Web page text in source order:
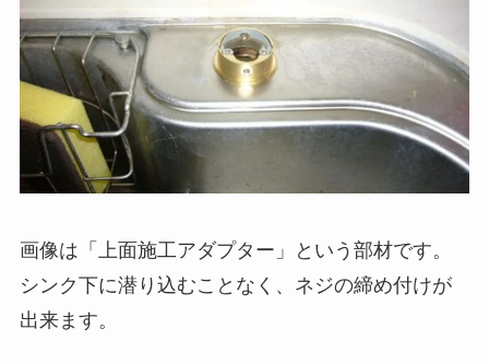
画像は「上面施工アダプター」という部材です。
シンク下に潜り込むことなく、ネジの締め付けが
出来ます。